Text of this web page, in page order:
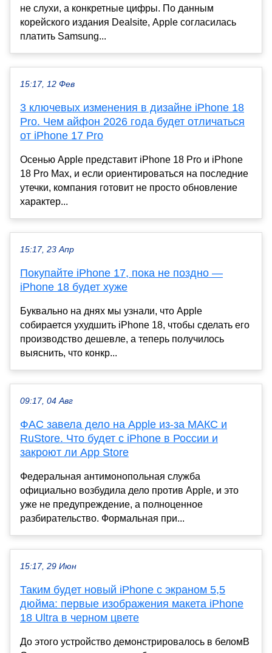
не слухи, а конкретные цифры. По данным
корейского издания Dealsite, Apple согласилась
платить Samsung...
15:17, 12 Фев
3 ключевых изменения в дизайне iPhone 18
Pro. Чем айфон 2026 года будет отличаться
от iPhone 17 Pro
Осенью Apple представит iPhone 18 Pro и iPhone
18 Pro Max, и если ориентироваться на последние
утечки, компания готовит не просто обновление
характер...
15:17, 23 Апр
Покупайте iPhone 17, пока не поздно —
iPhone 18 будет хуже
Буквально на днях мы узнали, что Apple
собирается ухудшить iPhone 18, чтобы сделать его
производство дешевле, а теперь получилось
выяснить, что конкр...
09:17, 04 Авг
ФАС завела дело на Apple из-за МАКС и
RuStore. Что будет с iPhone в России и
закроют ли App Store
Федеральная антимонопольная служба
официально возбудила дело против Apple, и это
уже не предупреждение, а полноценное
разбирательство. Формальная при...
15:17, 29 Июн
Таким будет новый iPhone с экраном 5,5
дюйма: первые изображения макета iPhone
18 Ultra в черном цвете
До этого устройство демонстрировалось в беломВ